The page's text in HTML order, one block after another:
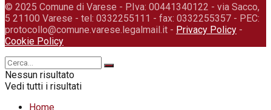
© 2025 Comune di Varese - P.Iva: 00441340122 - via Sacco,
5 21100 Varese - tel: 0332255111 - fax: 0332255357 - PEC:
protocollo@comune.varese.legalmail.it - Privacy Policy -
Cookie Policy
Nessun risultato
Vedi tutti i risultati
Home